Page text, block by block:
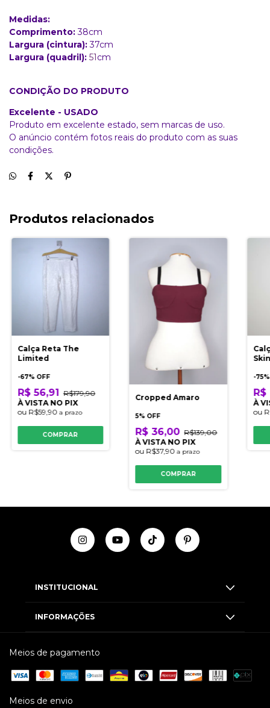
Medidas:
Comprimento:38cm
Largura (cintura):37cm
Largura (quadril): 51cm
CONDIÇÃO DO PRODUTO
Excelente - USADO
Produto em excelente estado, sem marcas de uso.
O anúncio contém fotos reais do produto com as suas
condições.
Produtos relacionados
Calça Reta The
Limited
-67% OFF
R$ 56,91 R$179,90
À VISTA NO PIX
ou R$59,90 a prazo
COMPRAR
Cropped Amaro
5% OFF
R$ 36,00 R$139,00
À VISTA NO PIX
ou R$37,90a prazo
COMPRAR
-75
R$
À
ou
INSTITUCIONAL
INFORMAÇÕES
Meios de pagamento
Meios de envio